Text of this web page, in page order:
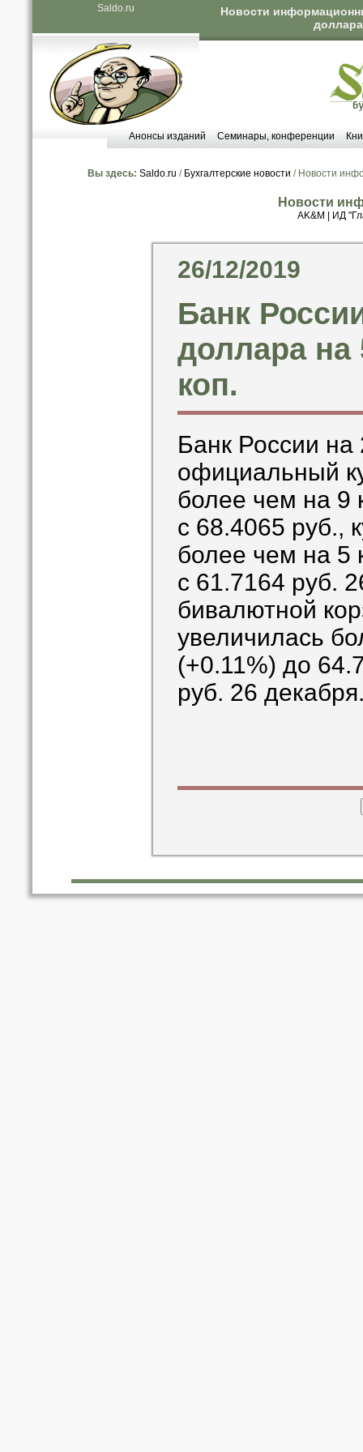
Saldo.ru
Новости
Анонсы изданий Семинары, конференции
Вы здесь: Saldo.ru / Бухгалтерские новости / Новости
Новости
AK&M ИД
26/12/2019
Банк
доллара на
коп.
Банк России
официальный
более чем на 9
с 68.4065 руб.,
более чем на 5
с 61.7164 руб.
бивалютной
увеличилась
(+0.11%) до
руб. 26